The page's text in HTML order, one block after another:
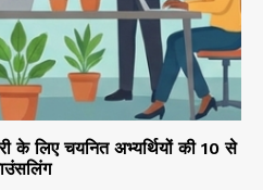
के लिए चयनित अभ्यर्थियों की 10 से